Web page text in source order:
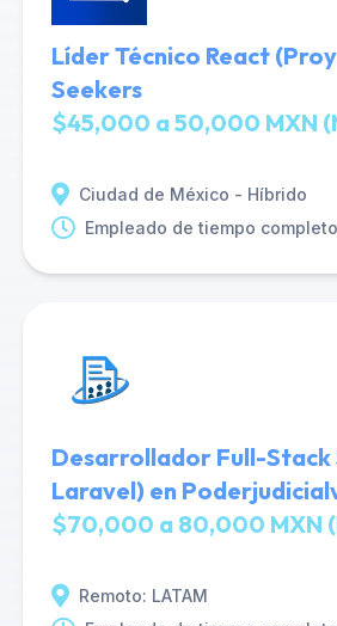
Líder Técnico React
Seekers
$45,000 a 50,000 MXN
Ciudad de México - Híbrido
Empleado de tiempo completo
Desarrollador Full-Stack
Laravel) en
$70,000 a 80,000 MXN
Remoto: LATAM